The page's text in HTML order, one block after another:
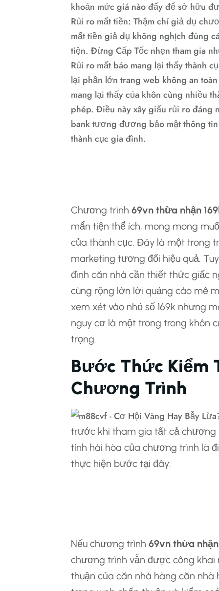
khoản mức giá nào đấy để sở hữu
Rủi ro mất tiền: Thậm chí giả dụ
mất tiền giả dụ không nghịch đúng
tiện. Đừng Cấp Tốc nhẹn tham gia
Rủi ro mất báo mang lại thấy thành
lại phần lớn trang web không an
mang lại thấy của khôn cùng nhiều
phép. Điều này xây giấu rủi ro đáng
bank tương đương bảo mật thông
thành cục gia đình.
Chương trình 69vn thừa nhận
mẩn tiện thể ích, mong mong
của thành cục. Đây là một trong
marketing tương đối hiệu quả.
đình căn nhà cần thiết thức giấc
cùng rộng lớn lời quảng cáo mê
xem xét vào nhỏ số 169k nhưng
nguy cơ là một trong trong khôn
trọng.
Bước Thức Kiểm
Chương Trình
trước khi tham gia tất cả chương
tính hài hòa của chương trình là
thực hiện bước tại đây:
Nếu chương trình 69vn thừa nhận
chương trình vẫn được công
thuận của căn nhà hàng căn nhà